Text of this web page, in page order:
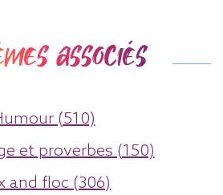
associés
(510)
et proverbes (150)
and floc (306)